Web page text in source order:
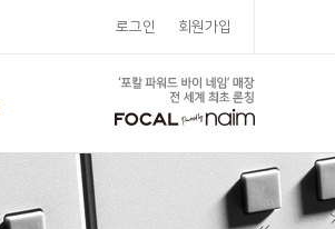
로그인 회원가입